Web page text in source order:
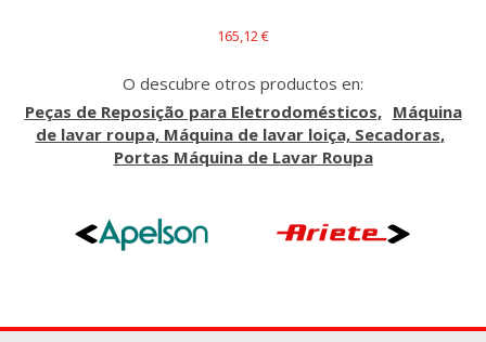
165,12 €
O descubre otros productos en:
Peças de Reposição para Eletrodomésticos
Máquina
de lavar roupa, Máquina de lavar loiça, Secadoras
Portas Máquina de Lavar Roupa